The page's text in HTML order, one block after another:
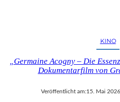
KINO
„Germaine Acogny – Die
Dokumentarfilm von
Veröffentlicht am:15. Mai 2026